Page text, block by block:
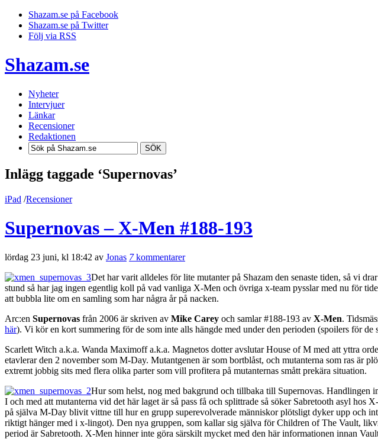
Shazam.se på Facebook
Shazam.se på Twitter
Följ via RSS
Shazam.se
Nyheter
Intervjuer
Länkar
Recensioner
Redaktionen
SÖK
Inlägg taggade ‘Supernovas’
iPad /Recensioner
Supernovas – X-Men #188-193
lördag 23 juni, kl 18:42 av Jonas 7kommentarer
Det har varit alldeles för lite mutanter på Shazam den senaste tiden, så vi
stund så har jag ingen egentlig koll på vad vanliga X-Men och övriga x-team pysslar med nu för
att bubbla lite om en samling som har några år på nacken.
Arc:en Supernovas från 2006 är skriven av Mike Carey och samlar #188-193 av X-Men.
här). Vi kör en kort summering för de som inte alls hängde med under den perioden (spoilers för de
Scarlett Witch a.k.a. Wanda Maximoff a.k.a. Magnetos dotter avslutar House of M med att yttra
etavlerar den 2 november som M-Day. Mutantgenen är som bortblåst, och mutanterna som ras är
extremt jobbig sits med flera olika parter som vill profitera på mutanternas smått prekära situation.
Hur som helst, nog med bakgrund och tillbaka till Supernovas. Handlingen
I och med att mutanterna vid det här laget är så pass få och splittrade så söker Sabretooth asyl
på själva M-Day blivit vittne till hur en grupp superevolverade människor plötsligt dyker upp och
riktigt hänger med i x-lingot). Den nya gruppen, som kallar sig själva för Children of The Vault,
period är Sabretooth. X-Men hinner inte göra särskilt mycket med den här informationen innan